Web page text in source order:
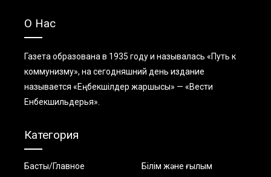
О Нас
Газета образована в 1935 году и называлась «Путь к
коммунизму», на сегодняшний день издание
называется «Еңбекшiлдер жаршысы» — «Вести
Енбекшильдерья».
Категория
Басты/Главное Білім және ғылым